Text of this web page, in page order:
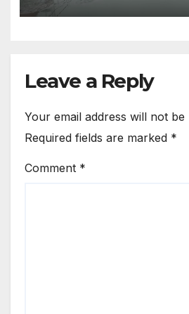
Leave a Reply
Your email address will not be
Required fields are marked *
Comment *